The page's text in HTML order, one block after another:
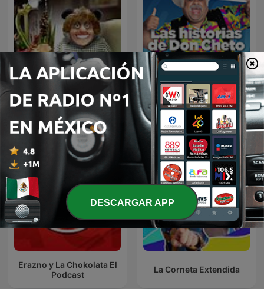
Panda Show (NO OFICIAL)
Las Historias de Don
Cheto
Erazno y La Chokolata El
Podcast
La Corneta Extendida
DESCARGAR APP